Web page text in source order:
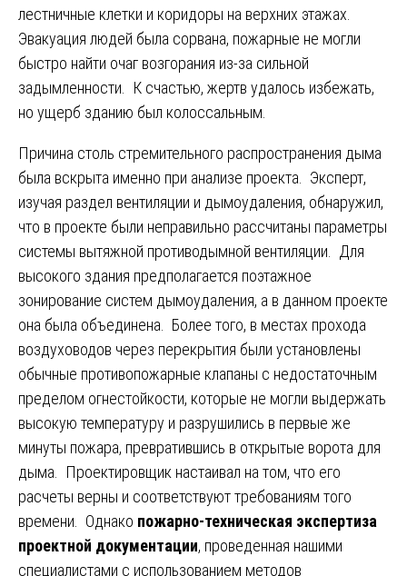
лестничные клетки и коридоры на верхних этажах.
Эвакуация людей была сорвана, пожарные не могли
быстро найти очаг возгорания из-за сильной
задымленности. К счастью, жертв удалось избежать,
но ущерб зданию был колоссальным.
Причина столь стремительного распространения дыма
была вскрыта именно при анализе проекта. Эксперт,
изучая раздел вентиляции и дымоудаления, обнаружил,
что в проекте были неправильно рассчитаны параметры
системы вытяжной противодымной вентиляции. Для
высокого здания предполагается поэтажное
зонирование систем дымоудаления, а в данном проекте
она была объединена. Более того, в местах прохода
воздуховодов через перекрытия были установлены
обычные противопожарные клапаны с недостаточным
пределом огнестойкости, которые не могли выдержать
высокую температуру и разрушились в первые же
минуты пожара, превратившись в открытые ворота для
дыма. Проектировщик настаивал на том, что его
расчеты верны и соответствуют требованиям того
времени. Однако пожарно-техническая экспертиза
проектной документации, проведенная нашими
специалистами с использованием методов